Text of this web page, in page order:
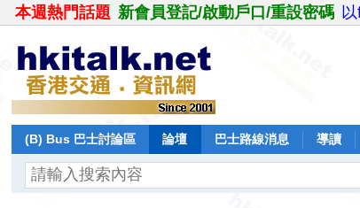
本週熱門話題 新會員登記/啟動戶口/重設密碼
(B) Bus 巴士討論區 論壇 巴士路線消息 導讀